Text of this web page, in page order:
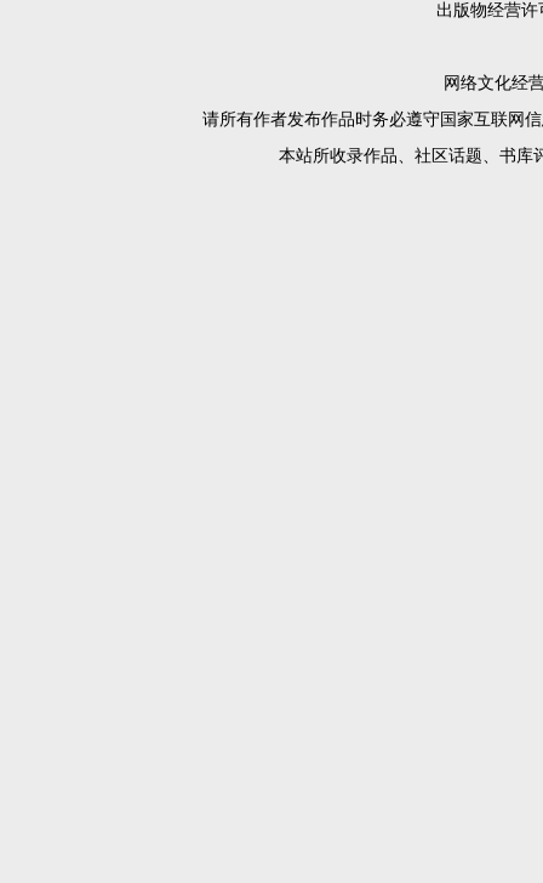
出版物经营许
网络文化经
请所有作者发布作品时务必遵守国家互联网
本站所收录作品、社区话题、书库